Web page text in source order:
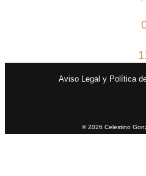
© 2026 Celestino
Aviso Legal y Política